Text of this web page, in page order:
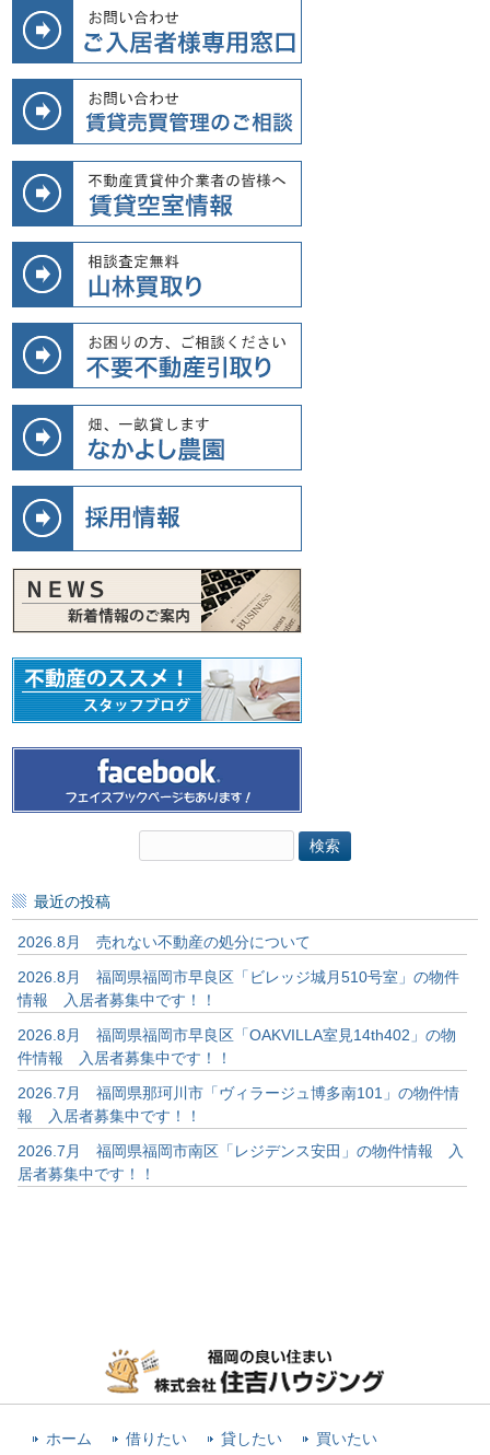
最近の投稿
2026.8月 売れない不動産の処分について
2026.8月 福岡県福岡市早良区「ビレッジ城月510号室」の物件
情報 入居者募集中です！！
2026.8月 福岡県福岡市早良区「OAKVILLA室見14th402」の物
件情報 入居者募集中です！！
2026.7月 福岡県那珂川市「ヴィラージュ博多南101」の物件情
報 入居者募集中です！！
2026.7月 福岡県福岡市南区「レジデンス安田」の物件情報 入
居者募集中です！！
ホーム 借りたい 貸したい 買いたい